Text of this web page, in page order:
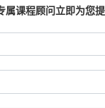
属课程顾问立即为您